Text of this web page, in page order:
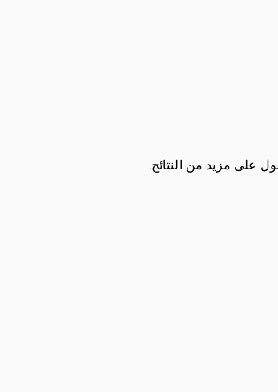
على مزيد من النتائج.